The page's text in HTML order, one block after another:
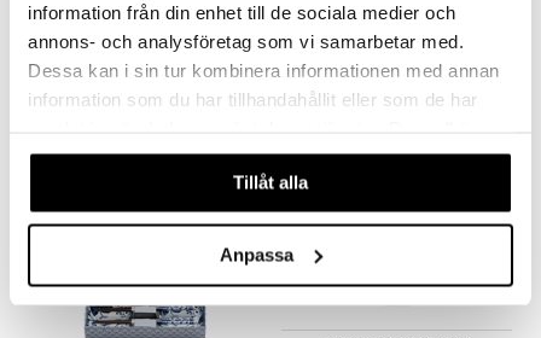
information från din enhet till de sociala medier och
annons- och analysföretag som vi samarbetar med.
Dessa kan i sin tur kombinera informationen med annan
information som du har tillhandahållit eller som de har
våra cookies vid fortsatt användande av vår webbplats.
Tillåt alla
Anpassa
158 kr 89 kr